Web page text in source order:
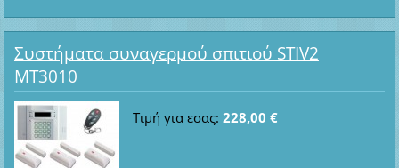
Συστήματα συναγερμού σπιτιού STIV2
MT3010
Τιμή για εσας: 228,00 €